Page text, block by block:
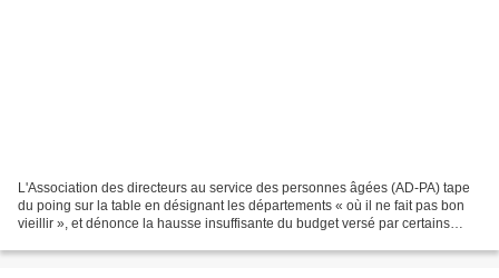
L'Association des directeurs au service des personnes âgées (AD-PA) tape
du poing sur la table en désignant les départements « où il ne fait pas bon
vieillir », et dénonce la hausse insuffisante du budget versé par certains